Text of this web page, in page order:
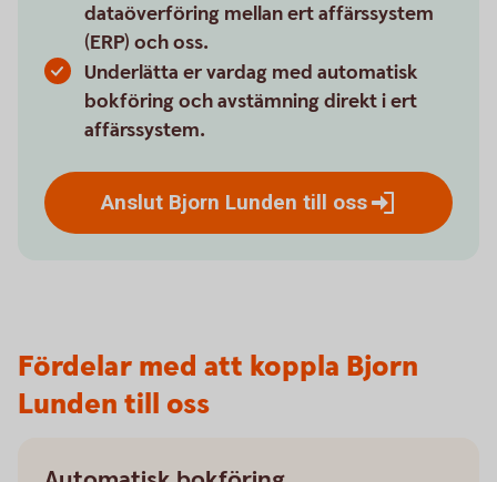
dataöverföring mellan ert affärssystem
(ERP) och oss.
Underlätta er vardag med automatisk
bokföring och avstämning direkt i ert
affärssystem.
Anslut Bjorn Lunden till oss
Fördelar med att koppla Bjorn
Lunden till oss